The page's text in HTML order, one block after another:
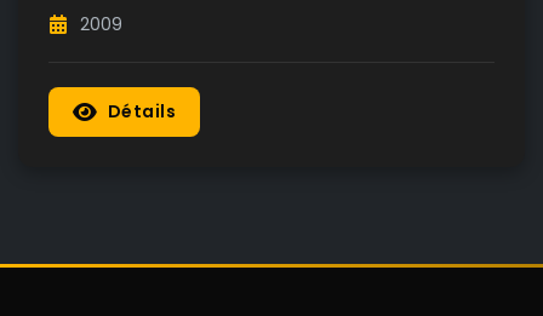
2009
Détails